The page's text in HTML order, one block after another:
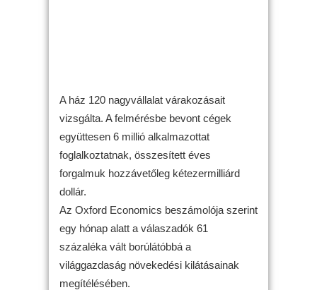
A ház 120 nagyvállalat várakozásait
vizsgálta. A felmérésbe bevont cégek
együttesen 6 millió alkalmazottat
foglalkoztatnak, összesített éves
forgalmuk hozzávetőleg kétezermilliárd
dollár.
Az Oxford Economics beszámolója szerint
egy hónap alatt a válaszadók 61
százaléka vált borúlátóbbá a
világgazdaság növekedési kilátásainak
megítélésében.